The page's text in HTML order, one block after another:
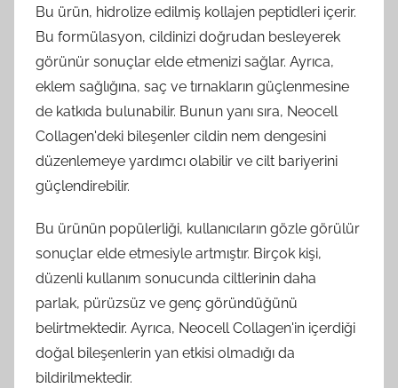
Bu ürün, hidrolize edilmiş kollajen peptidleri içerir.
Bu formülasyon, cildinizi doğrudan besleyerek
görünür sonuçlar elde etmenizi sağlar. Ayrıca,
eklem sağlığına, saç ve tırnakların güçlenmesine
de katkıda bulunabilir. Bunun yanı sıra, Neocell
Collagen'deki bileşenler cildin nem dengesini
düzenlemeye yardımcı olabilir ve cilt bariyerini
güçlendirebilir.
Bu ürünün popülerliği, kullanıcıların gözle görülür
sonuçlar elde etmesiyle artmıştır. Birçok kişi,
düzenli kullanım sonucunda ciltlerinin daha
parlak, pürüzsüz ve genç göründüğünü
belirtmektedir. Ayrıca, Neocell Collagen'in içerdiği
doğal bileşenlerin yan etkisi olmadığı da
bildirilmektedir.